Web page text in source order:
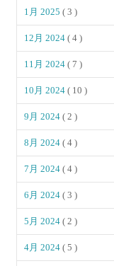
1月 2025( 3 )
12月 2024( 4 )
11月 2024( 7 )
10月 2024( 10 )
9月 2024( 2 )
8月 2024( 4 )
7月 2024( 4 )
6月 2024( 3 )
5月 2024( 2 )
4月 2024( 5 )